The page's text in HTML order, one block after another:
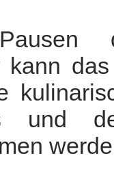
kann
und